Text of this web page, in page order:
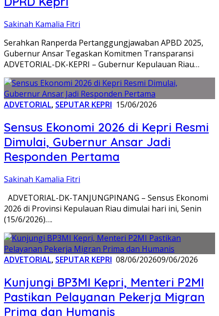
Sakinah Kamalia Fitri
Serahkan Ranperda Pertanggungjawaban APBD 2025,
Gubernur Ansar Tegaskan Komitmen Transparansi
ADVETORIAL-DK-KEPRI – Gubernur Kepulauan Riau…
ADVETORIAL, SEPUTAR KEPRI 15/06/2026
Sensus Ekonomi 2026 di Kepri Resmi
Dimulai, Gubernur Ansar Jadi
Responden Pertama
Sakinah Kamalia Fitri
ADVETORIAL-DK-TANJUNGPINANG – Sensus Ekonomi
2026 di Provinsi Kepulauan Riau dimulai hari ini, Senin
(15/6/2026)….
ADVETORIAL, SEPUTAR KEPRI 08/06/202609/06/2026
Kunjungi BP3MI Kepri, Menteri P2MI
Pastikan Pelayanan Pekerja Migran
Prima dan Humanis